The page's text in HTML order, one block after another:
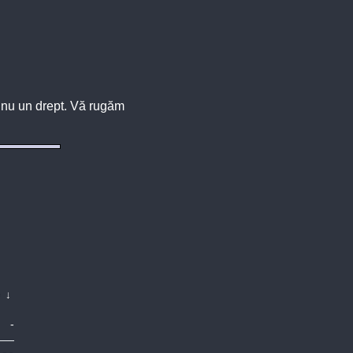
un drept. Vă rugăm
↓
-